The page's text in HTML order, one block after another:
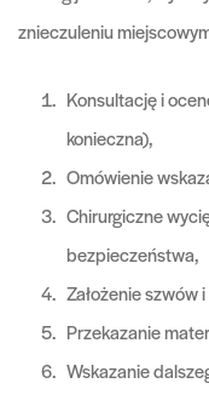
znieczuleniu
Konsultację i
konieczna),
Omówienie
Chirurgiczne
bezpieczeństwa,
Założenie szwów
Przekazanie
Wskazanie